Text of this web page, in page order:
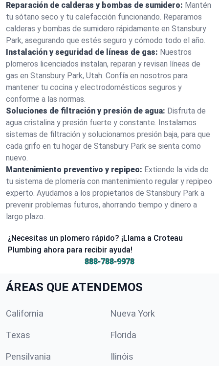
Reparación de calderas y bombas de sumidero: Mantén
tu sótano seco y tu calefacción funcionando. Reparamos
calderas y bombas de sumidero rápidamente en Stansbury
Park, asegurando que estés seguro y cómodo todo el año.
Instalación y seguridad de líneas de gas: Nuestros
plomeros licenciados instalan, reparan y revisan líneas de
gas en Stansbury Park, Utah. Confía en nosotros para
mantener tu cocina y electrodomésticos seguros y
conforme a las normas.
Soluciones de filtración y presión de agua: Disfruta de
agua cristalina y presión fuerte y constante. Instalamos
sistemas de filtración y solucionamos presión baja, para que
cada grifo en tu hogar de Stansbury Park se sienta como
nuevo.
Mantenimiento preventivo y repipeo: Extiende la vida de
tu sistema de plomería con mantenimiento regular y repipeo
experto. Ayudamos a los propietarios de Stansbury Park a
prevenir problemas futuros, ahorrando tiempo y dinero a
largo plazo.
¿Necesitas un plomero rápido? ¡Llama a Croteau
Plumbing ahora para recibir ayuda!
888-788-9978
ÁREAS QUE ATENDEMOS
California Nueva York
Texas Florida
Pensilvania Ilinóis